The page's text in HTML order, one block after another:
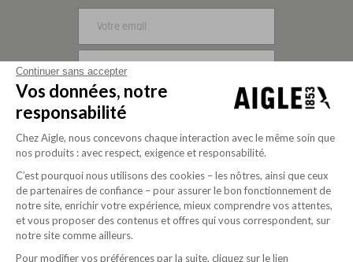
Continuer sans accepter
Vos données, notre
responsabilité
Chez Aigle, nous concevons chaque interaction avec le même soin que
nos produits : avec respect, exigence et responsabilité.
C’est pourquoi nous utilisons des cookies – les nôtres, ainsi que ceux
de partenaires de confiance – pour assurer le bon fonctionnement de
notre site, enrichir votre expérience, mieux comprendre vos attentes,
et vous proposer des contenus et offres qui vous correspondent, sur
notre site comme ailleurs.
Pour modifier vos préférences par la suite, cliquez sur le lien